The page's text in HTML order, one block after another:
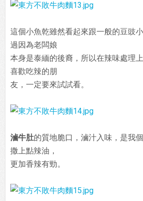
這個小魚乾雖然看起來跟一般的豆豉
過因為老闆娘
本身是泰緬的後裔，所以在辣味處理
喜歡吃辣的朋
友，一定要來試試看。
滷牛肚的質地脆口，滷汁入味，是我
撒上點辣油，
更加香辣有勁。